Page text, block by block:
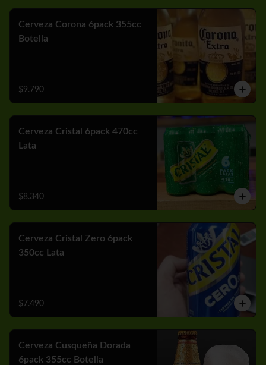
Cerveza Corona 6pack 355cc
Botella
$9.790
Cerveza Cristal 6pack 470cc
Lata
$8.340
Cerveza Cristal Zero 6pack
350cc Lata
$7.490
Cerveza Cusqueña Dorada
6pack 355cc Botella